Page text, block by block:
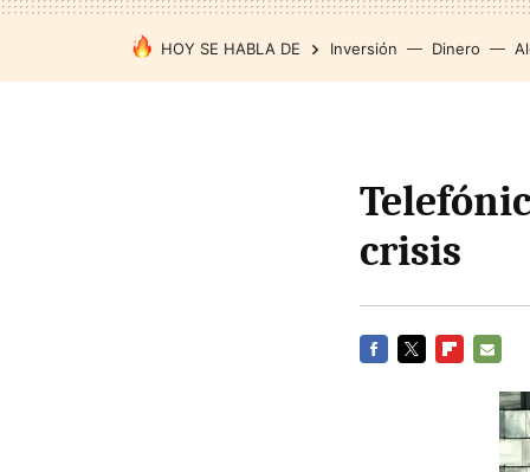
HOY SE HABLA DE Inversión Dinero
crisis
MAIL